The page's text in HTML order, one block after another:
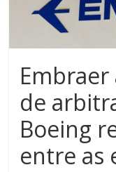
de
Boeing
entre as